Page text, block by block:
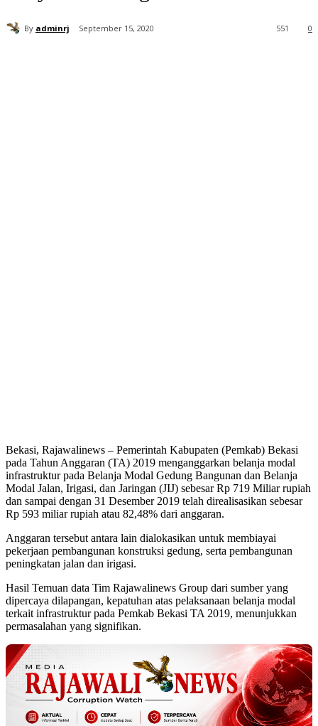
By adminrj September 15, 2020 0
551
Bekasi, Rajawalinews – Pemerintah Kabupaten (Pemkab) Bekasi
pada Tahun Anggaran (TA) 2019 menganggarkan belanja modal
infrastruktur pada Belanja Modal Gedung Bangunan dan Belanja
Modal Jalan, Irigasi, dan Jaringan (JIJ) sebesar Rp 719 Miliar rupiah
dan sampai dengan 31 Desember 2019 telah direalisasikan sebesar
Rp 593 miliar rupiah atau 82,48% dari anggaran.
Anggaran tersebut antara lain dialokasikan untuk membiayai
pekerjaan pembangunan konstruksi gedung, serta pembangunan
peningkatan jalan dan irigasi.
Hasil Temuan data Tim Rajawalinews Group dari sumber yang
dipercaya dilapangan, kepatuhan atas pelaksanaan belanja modal
terkait infrastruktur pada Pemkab Bekasi TA 2019, menunjukkan
permasalahan yang signifikan.